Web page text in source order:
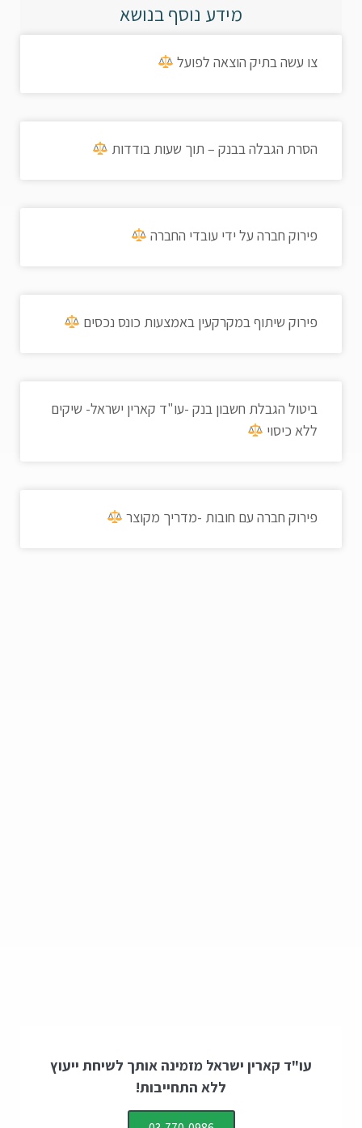
מידע נוסף בנושא
צו עשה בתיק הוצאה לפועל
הסרת הגבלה בבנק – תוך שעות בודדות
פירוק חברה על ידי עובדי החברה
פירוק שיתוף במקרקעין באמצעות כונס נכסים
ביטול הגבלת חשבון בנק -עו"ד קארין ישראל- שיקים
ללא כיסוי
פירוק חברה עם חובות -מדריך מקוצר
עו"ד קארין ישראל מזמינה אותך לשיחת ייעוץ
ללא התחייבות!